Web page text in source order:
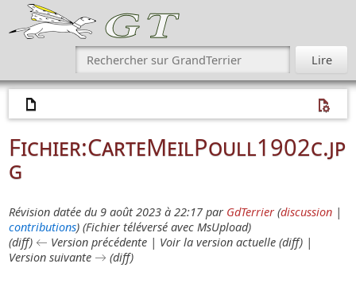
Fichier:CarteMeilPoull1902c.jp
g
Révision datée du 9 août 2023 à 22:17 par GdTerrier (discussion|
contributions) (Fichier téléversé avec MsUpload)
(diff) ← Version précédente | Voir la version actuelle (diff) |
Version suivante → (diff)